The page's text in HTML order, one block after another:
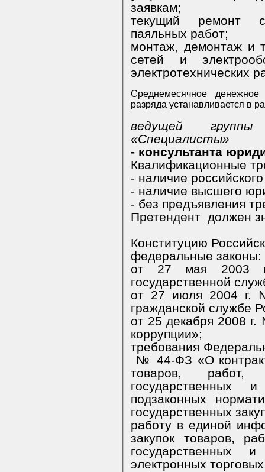
заявкам;
текущий ремонт с
паяльных работ;
монтаж, демонтаж и текущий
сетей и
Среднемесячное денежное
разряда устанавливается в
ведущей группы должностей категории
«Специалисты»
- консультанта
Квалификационные
- наличие
- наличие высшего
- без предъявления
Претендент должен
Конституцию
федеральные законы:
от 27 мая 2003
от 27 июля 2004 г. № 79-ФЗ
гражданской службе
от 25 декабря 2008 г. № 273-ФЗ
коррупции»;
требования Федерального
№ 44-ФЗ «О
товаров, работ,
государственных и
подзаконных
работу в единой
закупок товаров,
государственных и муниципальных нужд, на
электронных